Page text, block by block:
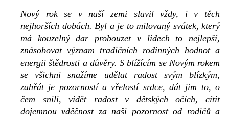
Nový rok se v naší zemi slavil vždy, i v těch
nejhorších dobách. Byl a je to milovaný svátek, který
má kouzelný dar probouzet v lidech to nejlepší,
znásobovat význam tradičních rodinných hodnot a
energii štědrosti a důvěry. S blížícím se Novým rokem
se všichni snažíme udělat radost svým blízkým,
zahřát je pozorností a vřelostí srdce, dát jim to, o
čem snili, vidět radost v dětských očích, cítit
dojemnou vděčnost za naši pozornost od rodičů a